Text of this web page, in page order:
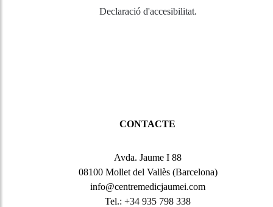
Declaració d'accesibilitat.
CONTACTE
Avda. Jaume I 88
08100 Mollet del Vallès (Barcelona)
info@centremedicjaumei.com
Tel.: +34 935 798 338